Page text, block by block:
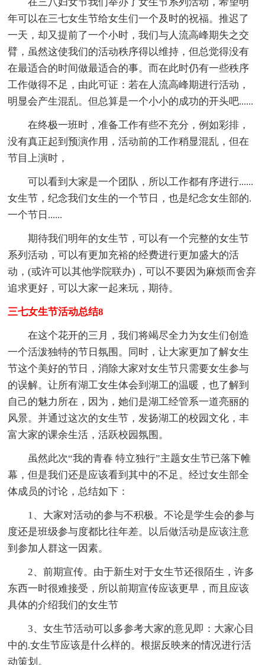
在三八妇女节我们举办了女生节系列活动，希望明
年可以在三七女生节给女生们一个及时的祝福。推迟了
一天，却又提前了一个小时，我们与人流高峰期失之交
臂，虽然这使我们的活动秩序得以维持，但总觉得没有
在最适合的时间做最适合的事。而在此时仍有一些秩序
工作做得不足，由此可证：若在人流高峰期进行活动，
明显会产生混乱。但总算是一个小小的成功的开头吧......
在终极一班时，准备工作有些不充分，例如彩排，
没有真正起到预演作用，活动前的工作稍显混乱，但在
节目上演时，
可以看到大家是一个团队，所以工作都有序进行......
女生节，纪念我们女生的一个节日，也是纪念女生部的.
一个节日......
期待我们明年的女生节，可以有一个完整的女生节
系列活动，可以有更加充裕的经费进行更加盛大的活
动，(或许可以其他学院联办)，可以不要因为麻烦而舍弃
追求更好，可以大家一起来玩，期待。
三七女生节活动总结8
在这个花开的三月，我们将竭尽全力为女生们创造
一个活泼独特的节日氛围。同时，让大家更加了解女生
节这个美好的节日，消除大家对女生节只需要女生参与
的误解。让所有湖工女生体会到湖工的温暖，也了解到
自己的魅力所在，因为，她们是湖工经管系一道亮丽的
风景。并通过这次的女生节，发扬湖工的校园文化，丰
富大家的课余生活，活跃校园氛围。
虽然此次“我的青春 特立独行”主题女生节已落下帷
幕，但是我们还是应该看到其中的不足。经过女生部全
体成员的讨论，总结如下：
1、大家对活动的参与不积极。不论是学生会的参与
度还是班级参与度都比往年差。以后做活动是应该注意
到参加人群这一因素。
2、前期宣传。由于新生对于女生节还很陌生，许多
东西一时很难接受，所以前期宣传应该更早，而且应该
具体的介绍我们的女生节
3、女生节活动可以多参考大家的意见即：大家心目
中的.女生节应该是什么样的。根据反映来的情况进行活
动策划。